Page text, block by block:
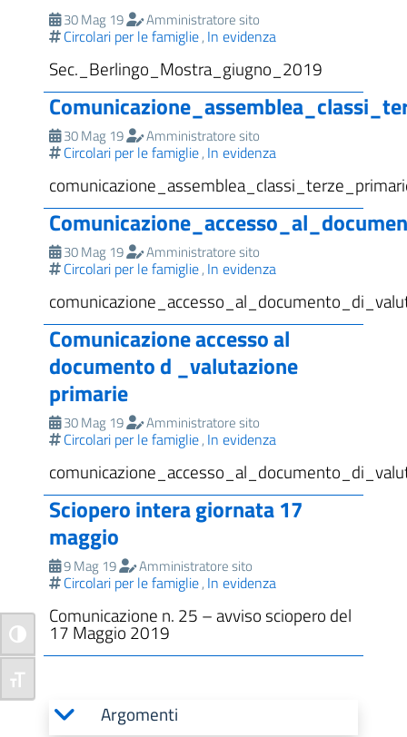
Attiva/disattiva alto contrasto
Attiva/disattiva dimensione testo
30 Mag 19 Amministratore sito
Circolari per le famiglie, In evidenza
Sec._Berlingo_Mostra_giugno_2019
30 Mag 19 Amministratore sito
Circolari per le famiglie, In evidenza
30 Mag 19 Amministratore sito
Circolari per le famiglie, In evidenza
Comunicazione accesso al
documento d _valutazione
primarie
30 Mag 19 Amministratore sito
Circolari per le famiglie, In evidenza
Sciopero intera giornata 17
maggio
9 Mag 19 Amministratore sito
Circolari per le famiglie, In evidenza
Comunicazione n. 25 – avviso sciopero del
17 Maggio 2019
Argomenti